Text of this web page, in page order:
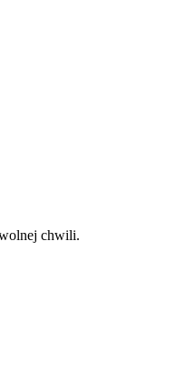
chwili.